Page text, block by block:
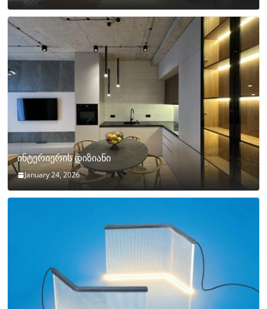
ინტერიერის დიზიანი
January 24, 2026